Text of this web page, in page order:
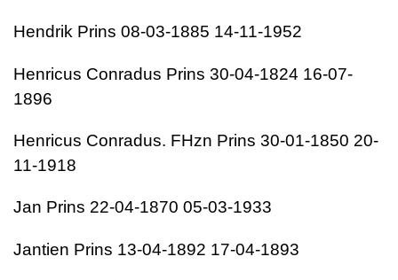
Hendrik Prins 08-03-1885 14-11-1952
Henricus Conradus Prins 30-04-1824 16-07-
1896
Henricus Conradus. FHzn Prins 30-01-1850 20-
11-1918
Jan Prins 22-04-1870 05-03-1933
Jantien Prins 13-04-1892 17-04-1893